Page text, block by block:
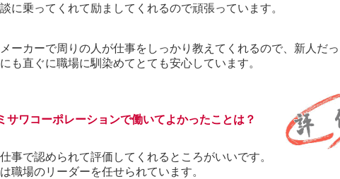
に乗ってくれて励ましてくれるので頑張っています。
ーカーで周りの人が仕事をしっかり教えてくれるので、新人だっ
も直ぐに職場に馴染めてとても安心しています。
ワコーポレーションで働いてよかったことは？
事で認められて評価してくれるところがいいです。
職場のリーダーを任せられています。